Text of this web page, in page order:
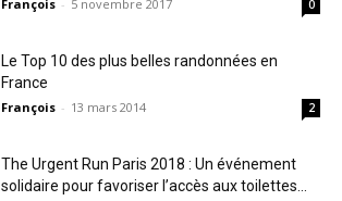
François - 5 novembre 2017 0
Le Top 10 des plus belles randonnées en
France
François - 13 mars 2014 2
The Urgent Run Paris 2018 : Un événement
solidaire pour favoriser l’accès aux toilettes...